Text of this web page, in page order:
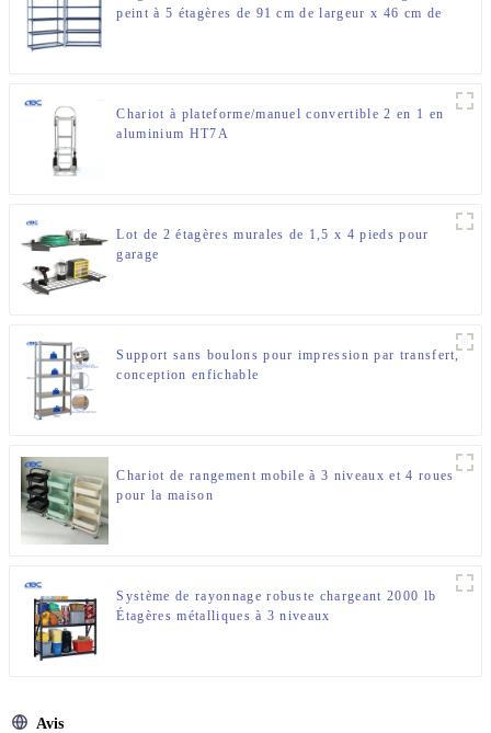
peint à 5 étagères de 91 cm de largeur x 46 cm de
Chariot à plateforme/manuel convertible 2 en 1 en
aluminium HT7A
Lot de 2 étagères murales de 1,5 x 4 pieds pour
garage
Support sans boulons pour impression par transfert,
conception enfichable
Chariot de rangement mobile à 3 niveaux et 4 roues
pour la maison
Système de rayonnage robuste chargeant 2000 lb
Étagères métalliques à 3 niveaux
Avis